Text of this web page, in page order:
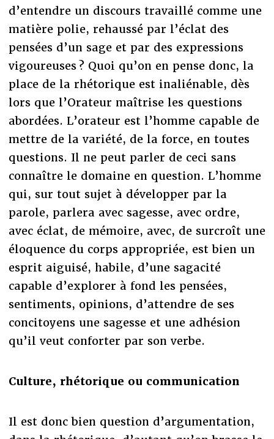
d’entendre un discours travaillé comme une
matière polie, rehaussé par l’éclat des
pensées d’un sage et par des expressions
vigoureuses ? Quoi qu’on en pense donc, la
place de la rhétorique est inaliénable, dès
lors que l’Orateur maîtrise les questions
abordées. L’orateur est l’homme capable de
mettre de la variété, de la force, en toutes
questions. Il ne peut parler de ceci sans
connaître le domaine en question. L’homme
qui, sur tout sujet à développer par la
parole, parlera avec sagesse, avec ordre,
avec éclat, de mémoire, avec, de surcroît une
éloquence du corps appropriée, est bien un
esprit aiguisé, habile, d’une sagacité
capable d’explorer à fond les pensées,
sentiments, opinions, d’attendre de ses
concitoyens une sagesse et une adhésion
qu’il veut conforter par son verbe.
Culture, rhétorique ou communication
Il est donc bien question d’argumentation,